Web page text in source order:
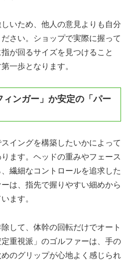
いため、他人の意見よりも自分
さい。ショップで実際に握って
が回るサイズを見つけること
一歩となります。
ンガー」か安定の「パー
イングを構築したいかによって
ます。ヘッドの重みやフェース
繊細なコントロールを追求した
は、指先で握りやすい細めから
ます。
して、体幹の回転だけでオート
重視派」のゴルファーは、手の
のグリップが心地よく感じられ